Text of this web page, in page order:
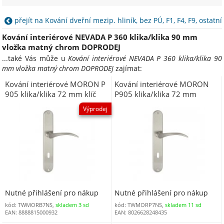
přejít na Kování dveřní mezip. hliník, bez PÚ, F1, F4, F9, ostatní
Kování interiérové NEVADA P 360 klika/klika 90 mm
vložka matný chrom DOPRODEJ
...také Vás může uKování interiérové NEVADA P 360 klika/klika 90
mm vložka matný chrom DOPRODEJ zajímat:
Kování interiérové MORON P
905 klika/klika 72 mm klíč
matný nikl DOPRODEJ
Výprodej
Nutné přihlášení pro nákup
kód: TWMORB7NS, skladem 3 sd
EAN: 8888815000932
Kování interiérové MORON
P905 klika/klika 72 mm
Nutné přihlášení pro nákup
kód: TWMORP7NS,skladem 11 sd
EAN: 8026628248435